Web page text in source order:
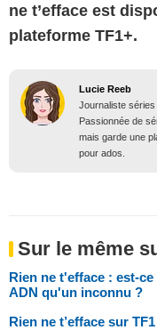
ne t’efface est
plateforme TF1+.
Lucie Reeb
Journaliste séries
Passionnée de
mais garde une
pour ados.
Sur le même
Rien ne t'efface : est-
ADN qu'un inconnu ?
Rien ne t’efface sur